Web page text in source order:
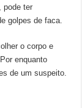
pode ter
golpes de faca.
o corpo e
enquanto
de um suspeito.